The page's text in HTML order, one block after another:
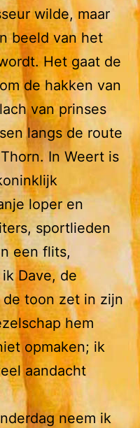
wilde, maar
beeld van het
Het gaat de
de hakken van
van prinses
langs de route
In Weert is
loper en
sportlieden
een flits,
Dave, de
toon zet in zijn
hem
opmaken; ik
aandacht
neem ik